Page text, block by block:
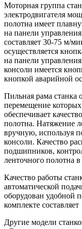
Моторная группа
электродвигателя
полотна имеет
на панели
составляет 30-75 м/
осуществляется
на панели
консоли имеется
кнопкой аварийной
Пильная рама
перемещение
обеспечивает
полотна. Натяжение
вручную, используя
консоли. Качество
подшипников,
ленточного полотна
Качество работы
автоматической
оборудован удобной
комплекте составляет
Другие модели